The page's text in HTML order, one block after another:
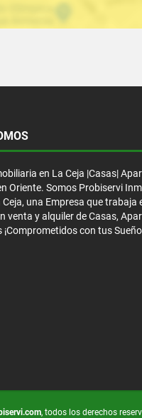
en La Ceja |Casas|
Oriente. Somos Probiservi
una Empresa que trabaja
venta y alquiler de Casas,
¡Comprometidos con tus
, todos los derechos